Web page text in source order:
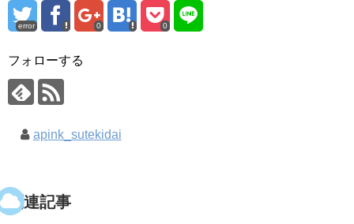
error 0 0
フォローする
apink_sutekidai
関連記事